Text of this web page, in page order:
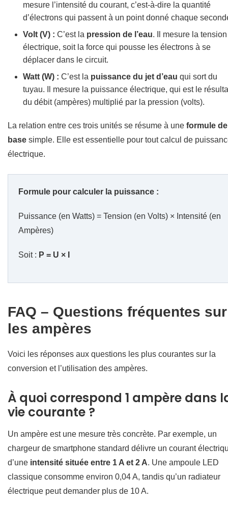
mesure l’intensité du courant, c’est-à-dire la quantité
d’électrons qui passent à un point donné chaque
Volt (V) : C’est la pression de l’eau. Il mesure la tension
électrique, soit la force qui pousse les électrons à se
déplacer dans le circuit.
Watt (W) : C’est la puissance du jet d’eau qui sort du
tuyau. Il mesure la puissance électrique, qui est le
du débit (ampères) multiplié par la pression (volts).
La relation entre ces trois unités se résume à une formule de
base simple. Elle est essentielle pour tout calcul de
électrique.
Formule pour calculer la puissance :
Puissance (en Watts) = Tension (en Volts) × Intensité (en
Ampères)
Soit : P = U × I
FAQ – Questions fréquentes sur
les ampères
Voici les réponses aux questions les plus courantes sur la
conversion et l’utilisation des ampères.
À quoi correspond 1 ampère dans
vie courante ?
Un ampère est une mesure très concrète. Par exemple, un
chargeur de smartphone standard délivre un courant
d’une intensité située entre 1 A et 2 A. Une ampoule LED
classique consomme environ 0,04 A, tandis qu’un radiateur
électrique peut demander plus de 10 A.